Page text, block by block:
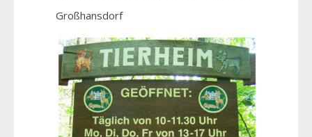
Großhansdorf